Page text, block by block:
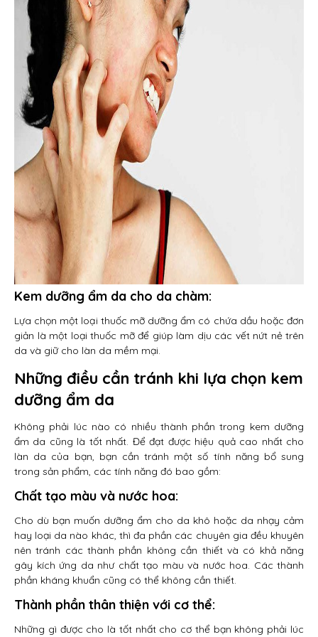
Kem dưỡng ẩm da cho da chàm:
Lựa chọn một loại thuốc mỡ dưỡng ẩm có chứa dầu hoặc đơn
giản là một loại thuốc mỡ để giúp làm dịu các vết nứt nẻ trên
da và giữ cho làn da mềm mại.
Những điều cần tránh khi lựa chọn kem
dưỡng ẩm da
Không phải lúc nào có nhiều thành phần trong kem dưỡng
ẩm da cũng là tốt nhất. Để đạt được hiệu quả cao nhất cho
làn da của bạn, bạn cần tránh một số tính năng bổ sung
trong sản phẩm, các tính năng đó bao gồm:
Chất tạo màu và nước hoa:
Cho dù bạn muốn dưỡng ẩm cho da khô hoặc da nhạy cảm
hay loại da nào khác, thì đa phần các chuyên gia đều khuyên
nên tránh các thành phần không cần thiết và có khả năng
gây kích ứng da như chất tạo màu và nước hoa. Các thành
phần kháng khuẩn cũng có thể không cần thiết.
Thành phần thân thiện với cơ thể:
Những gì được cho là tốt nhất cho cơ thể bạn không phải lúc